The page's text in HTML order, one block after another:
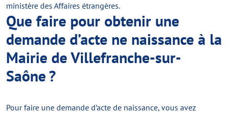
ministère des Affaires étrangères.
Que faire pour obtenir une
demande d’acte ne naissance à la
Mairie de Villefranche-sur-
Saône ?
Pour faire une demande d’acte de naissance, vous avez